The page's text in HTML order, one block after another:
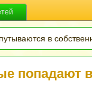
в
попадают в